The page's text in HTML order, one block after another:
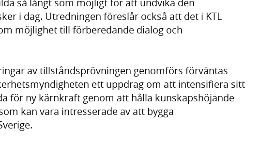
så långt som möjligt för att undvika den
i dag. Utredningen föreslår också att det i KTL
möjlighet till förberedande dialog och
av tillståndsprövningen genomförs förväntas
ett uppdrag om att intensifiera sitt
för ny kärnkraft genom att hålla kunskapshöjande
kan vara intresserade av att bygga